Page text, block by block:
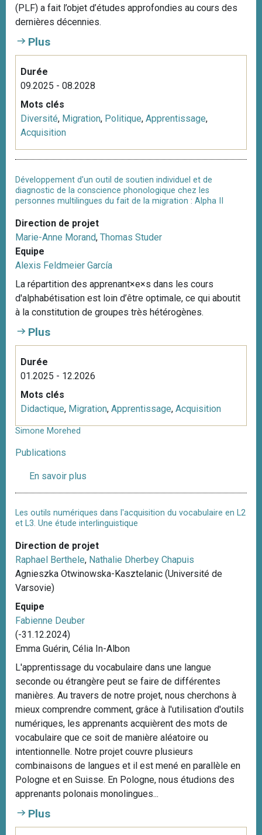
(PLF) a fait l’objet d’études approfondies au cours des
dernières décennies.
Plus
Durée
09.2025 - 08.2028
Mots clés
Diversité, Migration, Politique, Apprentissage,
Acquisition
Développement d'un outil de soutien individuel et de
diagnostic de la conscience phonologique chez les
personnes multilingues du fait de la migration : Alpha II
Direction de projet
Marie-Anne Morand, Thomas Studer
Equipe
Alexis Feldmeier García
La répartition des apprenant×e×s dans les cours
d'alphabétisation est loin d’être optimale, ce qui aboutit
à la constitution de groupes très hétérogènes.
Plus
Durée
01.2025 - 12.2026
Mots clés
Didactique, Migration, Apprentissage, Acquisition
Simone Morehed
Publications
En savoir plus
u
S
m
o
n
e
e
d
Les outils numériques dans l'acquisition du vocabulaire en L2
et L3. Une étude interlinguistique
Direction de projet
Raphael Berthele, Nathalie Dherbey Chapuis
Agnieszka Otwinowska-Kasztelanic (Université de
Varsovie)
Equipe
Fabienne Deuber
(-31.12.2024)
Emma Guérin, Célia In-Albon
L'apprentissage du vocabulaire dans une langue
seconde ou étrangère peut se faire de différentes
manières. Au travers de notre projet, nous cherchons à
mieux comprendre comment, grâce à l'utilisation d'outils
numériques, les apprenants acquièrent des mots de
vocabulaire que ce soit de manière aléatoire ou
intentionnelle. Notre projet couvre plusieurs
combinaisons de langues et il est mené en parallèle en
Pologne et en Suisse. En Pologne, nous étudions des
apprenants polonais monolingues...
Plus